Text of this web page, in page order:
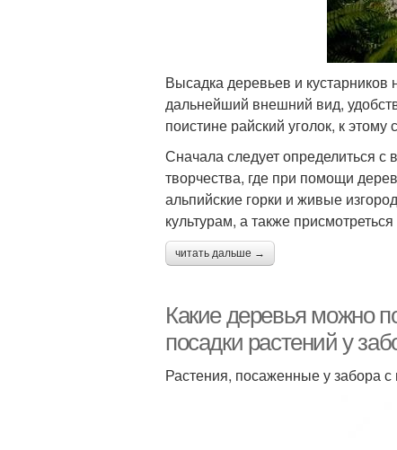
Высадка деревьев и кустарников
дальнейший внешний вид,
поистине райский уголок, к
Сначала следует определиться с
творчества, где при помощи
альпийские горки и живые
культурам, а также
читать дальше →
Какие деревья можно
посадки растений у
Растения, посаженные у забора